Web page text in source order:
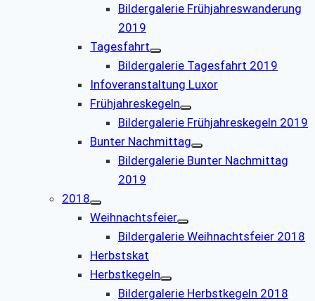
Bildergalerie Frühjahreswanderung
2019
Tagesfahrt
Bildergalerie Tagesfahrt 2019
Infoveranstaltung Luxor
Frühjahreskegeln
Bildergalerie Frühjahreskegeln 2019
Bunter Nachmittag
Bildergalerie Bunter Nachmittag
2019
2018
Weihnachtsfeier
Bildergalerie Weihnachtsfeier 2018
Herbstskat
Herbstkegeln
Bildergalerie Herbstkegeln 2018